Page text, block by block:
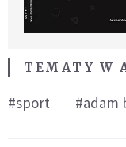
TEMATY W
#sport #adam